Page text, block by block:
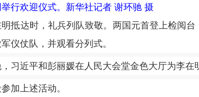
行欢迎仪式。新华社记者 谢环驰 摄
达时，礼兵列队致敬。两国元首登上检阅台
仪仗队，并观看分列式。
近平和彭丽媛在人民大会堂金色大厅为李在
上述活动。